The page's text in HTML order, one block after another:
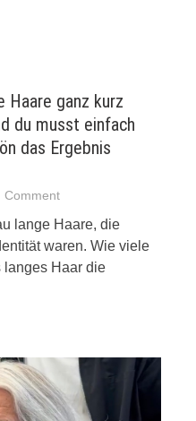
Haare ganz kurz
du musst einfach
das Ergebnis
Comment
lange Haare, die
waren. Wie viele
langes Haar die